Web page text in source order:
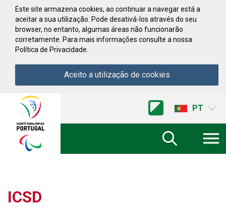
Saltar para conteúdo
Este site armazena cookies, ao continuar a navegar está a
aceitar a sua utilização. Pode desativá-los através do seu
browser, no entanto, algumas áreas não funcionarão
corretamente. Para mais informações consulte a nossa
Política de Privacidade.
Aceito a utilização de cookies
Comite
Paralimpico
Portugal
PT
ICSD